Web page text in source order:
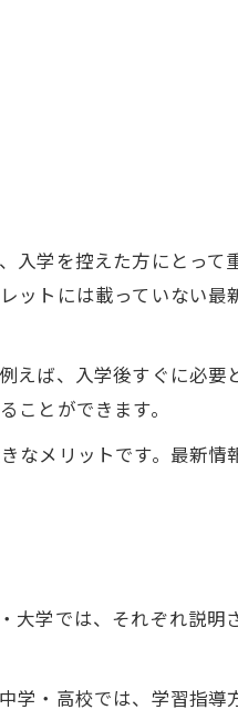
較
備法
入学を控えた方にとって
ットには載っていない最
えば、入学後すぐに必要
ことができます。
なメリットです。最新情
大学では、それぞれ説明
学・高校では、学習指導